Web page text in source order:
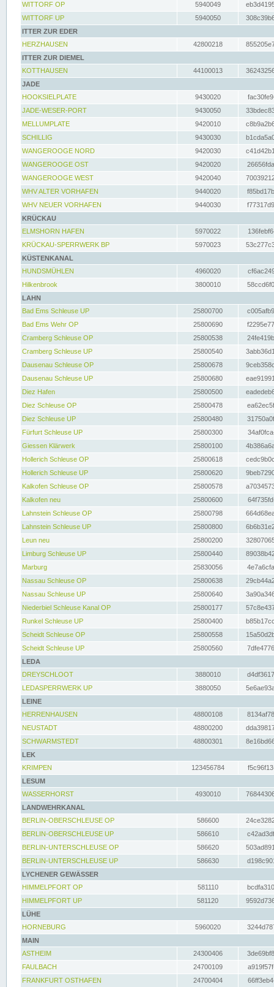
WITTORF OP
5940049
WITTORF UP
5940050
ITTER ZUR EDER
HERZHAUSEN
42800218
ITTER ZUR DIEMEL
KOTTHAUSEN
44100013
JADE
HOOKSIELPLATE
9430020
JADE-WESER-PORT
9430050
MELLUMPLATE
9420010
SCHILLIG
9430030
WANGEROOGE NORD
9420030
WANGEROOGE OST
9420020
WANGEROOGE WEST
9420040
WHV ALTER VORHAFEN
9440020
WHV NEUER VORHAFEN
9440030
KRÜCKAU
ELMSHORN HAFEN
5970022
KRÜCKAU-SPERRWERK BP
5970023
KÜSTENKANAL
HUNDSMÜHLEN
4960020
Hilkenbrook
3800010
LAHN
Bad Ems Schleuse UP
25800700
Bad Ems Wehr OP
25800690
Cramberg Schleuse OP
25800538
Cramberg Schleuse UP
25800540
Dausenau Schleuse OP
25800678
Dausenau Schleuse UP
25800680
Diez Hafen
25800500
Diez Schleuse OP
25800478
Diez Schleuse UP
25800480
Fürfurt Schleuse UP
25800300
Giessen Klärwerk
25800100
Hollerich Schleuse OP
25800618
Hollerich Schleuse UP
25800620
Kalkofen Schleuse OP
25800578
Kalkofen neu
25800600
Lahnstein Schleuse OP
25800798
Lahnstein Schleuse UP
25800800
Leun neu
25800200
Limburg Schleuse UP
25800440
Marburg
25830056
Nassau Schleuse OP
25800638
Nassau Schleuse UP
25800640
Niederbiel Schleuse Kanal OP
25800177
Runkel Schleuse UP
25800400
Scheidt Schleuse OP
25800558
Scheidt Schleuse UP
25800560
LEDA
DREYSCHLOOT
3880010
LEDASPERRWERK UP
3880050
LEINE
HERRENHAUSEN
48800108
NEUSTADT
48800200
SCHWARMSTEDT
48800301
LEK
KRIMPEN
123456784
LESUM
WASSERHORST
4930010
LANDWEHRKANAL
BERLIN-OBERSCHLEUSE OP
586600
BERLIN-OBERSCHLEUSE UP
586610
BERLIN-UNTERSCHLEUSE OP
586620
BERLIN-UNTERSCHLEUSE UP
586630
LYCHENER GEWÄSSER
HIMMELPFORT OP
581110
HIMMELPFORT UP
581120
LÜHE
HORNEBURG
5960020
MAIN
ASTHEIM
24300406
FAULBACH
24700109
FRANKFURT OSTHAFEN
24700404